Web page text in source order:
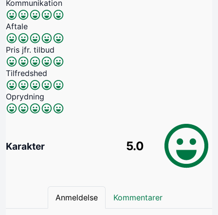
Kommunikation
Aftale
Pris jfr. tilbud
Tilfredshed
Oprydning
Karakter 5.0
Anmeldelse Kommentarer